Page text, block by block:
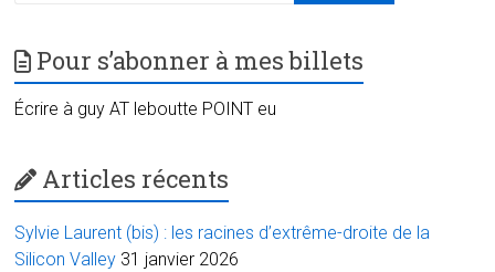
Pour s’abonner à mes billets
Écrire à guy AT leboutte POINT eu
Articles récents
Sylvie Laurent (bis) : les racines d’extrême-droite de la
Silicon Valley 31 janvier 2026